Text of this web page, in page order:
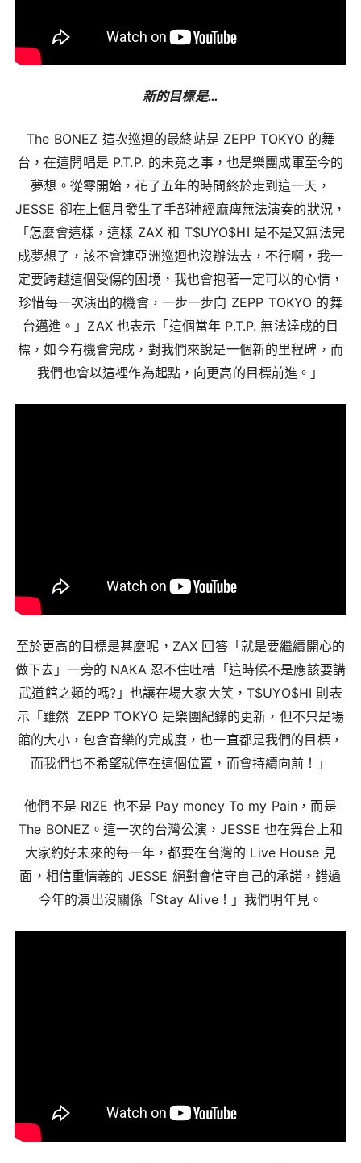
新的目標是…
The BONEZ 這次巡迴的最終站是 ZEPP TOKYO 的舞
台，在這開唱是 P.T.P. 的未竟之事，也是樂團成軍至今的
夢想。從零開始，花了五年的時間終於走到這一天，
JESSE 卻在上個月發生了手部神經麻痺無法演奏的狀況，
「怎麼會這樣，這樣 ZAX 和 T$UYO$HI 是不是又無法完
成夢想了，該不會連亞洲巡迴也沒辦法去，不行啊，我一
定要跨越這個受傷的困境，我也會抱著一定可以的心情，
珍惜每一次演出的機會，一步一步向 ZEPP TOKYO 的舞
台邁進。」ZAX 也表示「這個當年 P.T.P. 無法達成的目
標，如今有機會完成，對我們來說是一個新的里程碑，而
我們也會以這裡作為起點，向更高的目標前進。」
至於更高的目標是甚麼呢，ZAX 回答「就是要繼續開心的
做下去」一旁的 NAKA 忍不住吐槽「這時候不是應該要講
武道館之類的嗎?」也讓在場大家大笑，T$UYO$HI 則表
示 「雖然 ZEPP TOKYO 是樂團紀錄的更新，但不只是場
館的大小，包含音樂的完成度，也一直都是我們的目標，
而我們也不希望就停在這個位置，而會持續向前！」
他們不是 RIZE 也不是 Pay money To my Pain，而是
The BONEZ。這一次的台灣公演，JESSE 也在舞台上和
大家約好未來的每一年，都要在台灣的 Live House 見
面，相信重情義的 JESSE 絕對會信守自己的承諾，錯過
今年的演出沒關係「Stay Alive！」我們明年見。